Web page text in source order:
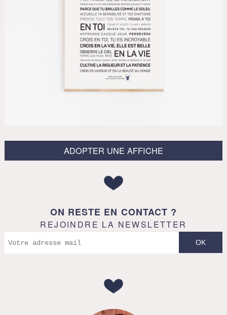
ADOPTER UNE AFFICHE
ON RESTE EN CONTACT ?
REJOINDRE LA NEWSLETTER